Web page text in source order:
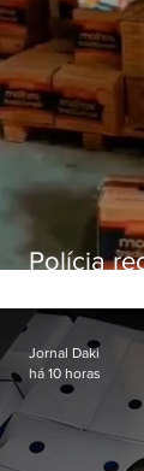
Polícia
Jornal Daki
há 10 horas